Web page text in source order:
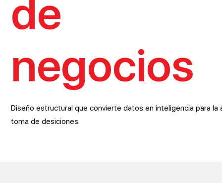
de
negocios
Diseño estructural que convierte datos en inteligencia para la
toma de desiciones.